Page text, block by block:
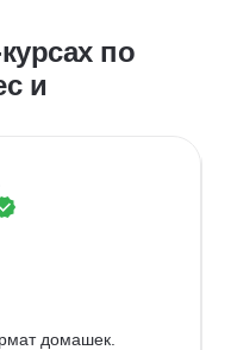
по
и
домашек.